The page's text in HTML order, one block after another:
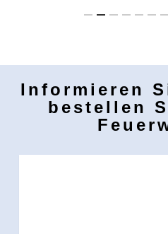
Informieren
bestellen